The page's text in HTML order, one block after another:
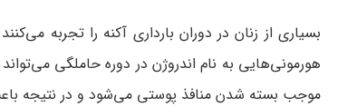
بسیاری از زنان در دوران بارداری آکنه را تجربه
هورمونی‌هایی به نام اندروژن در دوره حاملگی
موجب بسته شدن منافذ پوستی می‌شود و در نتیجه